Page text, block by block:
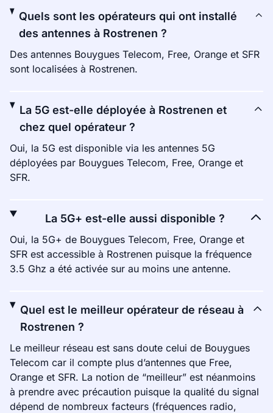
Quels sont les opérateurs qui ont installé
des antennes à Rostrenen ?
Des antennes Bouygues Telecom, Free, Orange et SFR
sont localisées à Rostrenen.
La 5G est-elle déployée à Rostrenen et
chez quel opérateur ?
Oui, la 5G est disponible via les antennes 5G
déployées par Bouygues Telecom, Free, Orange et
SFR.
La 5G+ est-elle aussi disponible ?
Oui, la 5G+ de Bouygues Telecom, Free, Orange et
SFR est accessible à Rostrenen puisque la fréquence
3.5 Ghz a été activée sur au moins une antenne.
Quel est le meilleur opérateur de réseau à
Rostrenen ?
Le meilleur réseau est sans doute celui de Bouygues
Telecom car il compte plus d’antennes que Free,
Orange et SFR. La notion de “meilleur” est néanmoins
à prendre avec précaution puisque la qualité du signal
dépend de nombreux facteurs (fréquences radio,